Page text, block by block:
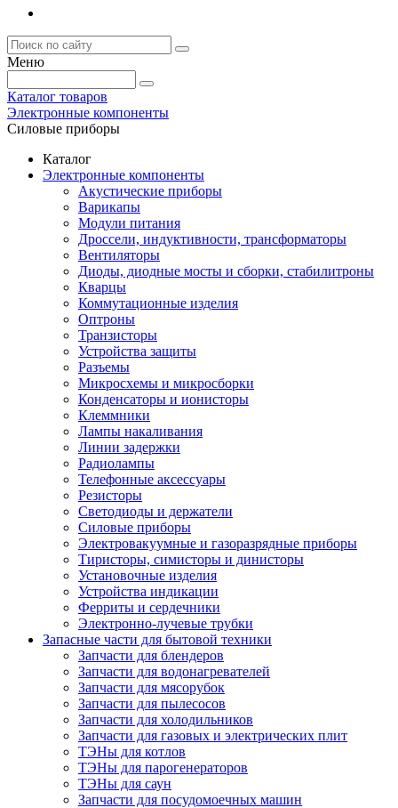
Меню
Каталог товаров
Электронные компоненты
Силовые приборы
Каталог
Электронные компоненты
Акустические приборы
Варикапы
Модули питания
Дроссели, индуктивности, трансформаторы
Вентиляторы
Диоды, диодные мосты и сборки, стабилитроны
Кварцы
Коммутационные изделия
Оптроны
Транзисторы
Устройства защиты
Разъемы
Микросхемы и микросборки
Конденсаторы и ионисторы
Клеммники
Лампы накаливания
Линии задержки
Радиолампы
Телефонные аксессуары
Резисторы
Светодиоды и держатели
Силовые приборы
Электровакуумные и газоразрядные приборы
Тиристоры, симисторы и динисторы
Установочные изделия
Устройства индикации
Ферриты и сердечники
Электронно-лучевые трубки
Запасные части для бытовой техники
Запчасти для блендеров
Запчасти для водонагревателей
Запчасти для мясорубок
Запчасти для пылесосов
Запчасти для холодильников
Запчасти для газовых и электрических плит
ТЭНы для котлов
ТЭНы для парогенераторов
ТЭНы для саун
Запчасти для посудомоечных машин